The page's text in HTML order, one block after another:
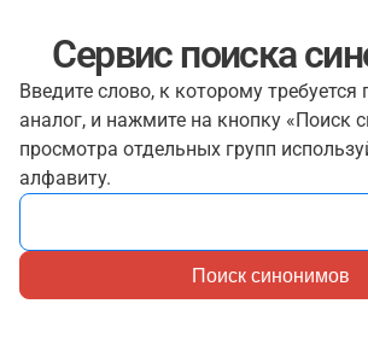
Сервис поиска
Введите слово, к которому требуется
аналог, и нажмите на кнопку «Поиск
просмотра отдельных групп
алфавиту.
Поиск синонимов